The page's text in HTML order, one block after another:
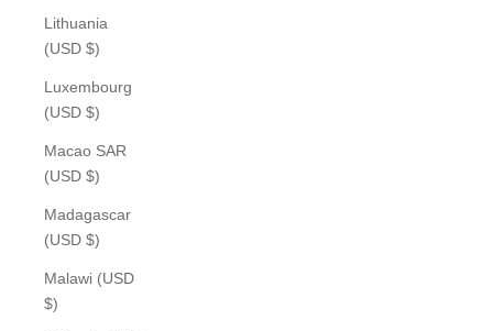
Lithuania
(USD $)
Luxembourg
(USD $)
Macao SAR
(USD $)
Madagascar
(USD $)
Malawi (USD
$)